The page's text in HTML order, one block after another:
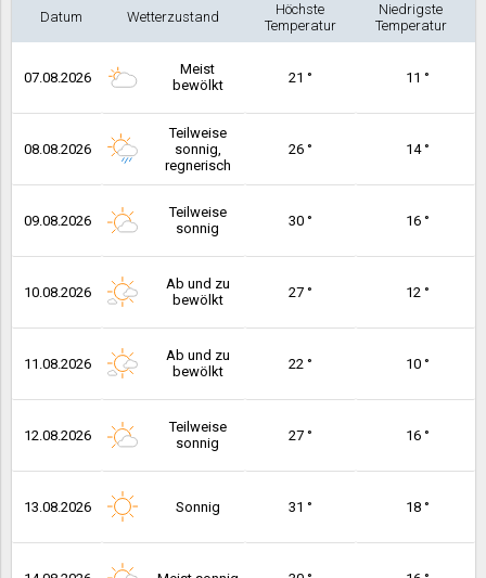
Datum Wetterzustand
Höchste
Temperatur
Niedrigste
Temperatur
07.08.2026
Meist
bewölkt
21 ° 11 °
08.08.2026
Teilweise
sonnig,
regnerisch
26 ° 14 °
09.08.2026
Teilweise
sonnig
30 ° 16 °
10.08.2026
Ab und zu
bewölkt
27 ° 12 °
11.08.2026
Ab und zu
bewölkt
22 ° 10 °
12.08.2026
Teilweise
sonnig
27 ° 16 °
13.08.2026 Sonnig 31 ° 18 °